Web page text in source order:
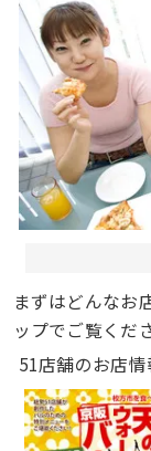
まずはどんなお
ップでご覧くだ
51店舗のお店情